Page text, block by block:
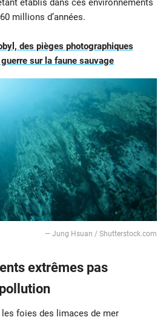
établis dans ces environnements
millions d’années.
des pièges photographiques
sur la faune sauvage
— Jung Hsuan / Shutterstock.com
extrêmes pas
les foies des limaces de mer